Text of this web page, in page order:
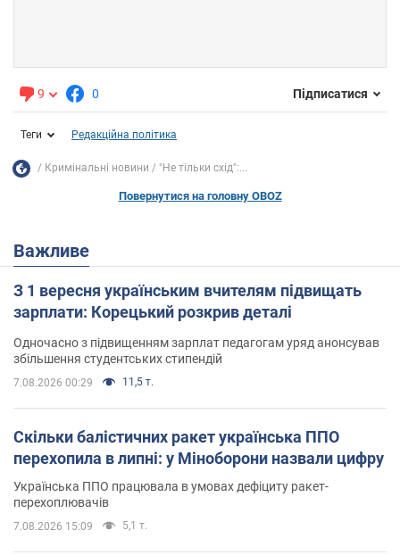
9 0 Підписатися
Теги Редакційна політика
Кримінальні новини "Не тільки схід":...
Повернутися на головну OBOZ
Важливе
З 1 вересня українським вчителям підвищать
зарплати: Корецький розкрив деталі
Одночасно з підвищенням зарплат педагогам уряд анонсував
збільшення студентських стипендій
7.08.2026 00:29 11,5 т.
Скільки балістичних ракет українська ППО
перехопила в липні: у Міноборони назвали цифру
Українська ППО працювала в умовах дефіциту ракет-
перехоплювачів
7.08.2026 15:09 5,1 т.